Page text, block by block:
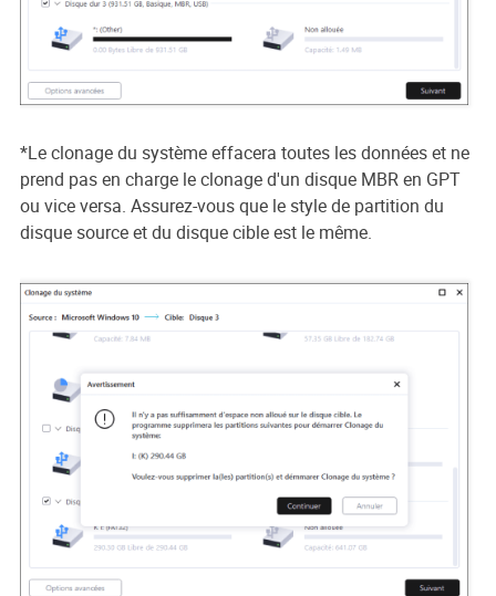
*Le clonage du système effacera toutes les données et ne
prend pas en charge le clonage d'un disque MBR en GPT
ou vice versa. Assurez-vous que le style de partition du
disque source et du disque cible est le même.